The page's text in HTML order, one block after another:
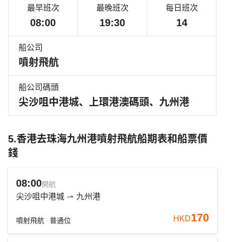
最早班次
08:00
最晚班次
19:30
每日班次
14
船公司
噴射飛航
船公司碼頭
尖沙咀中港城、上環港澳碼頭、九州港
5.香港去珠海九州港噴射飛航船期表和船票價
錢
08:00開航
尖沙咀中港城 九州港
噴射飛航 普通位 HKD170